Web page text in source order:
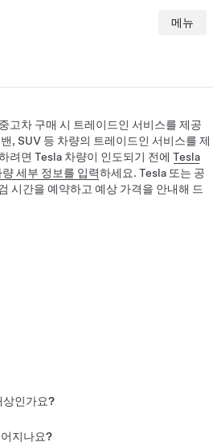
메뉴
고차 구매 시 트레이드인 서비스를 제공
, SUV 등 차량의 트레이드인 서비스를 제
려면 Tesla 차량이 인도되기 전에 Tesla
세부 정보를 입력하세요. Tesla 또는 공
시간을 예약하고 예상 가격을 안내해 드
상인가요?
허용합니다. 내연 기관(ICE) 차량 및
지나요?